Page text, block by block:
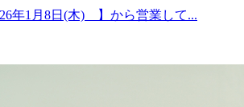
年1月8日(木) 】から営業して...